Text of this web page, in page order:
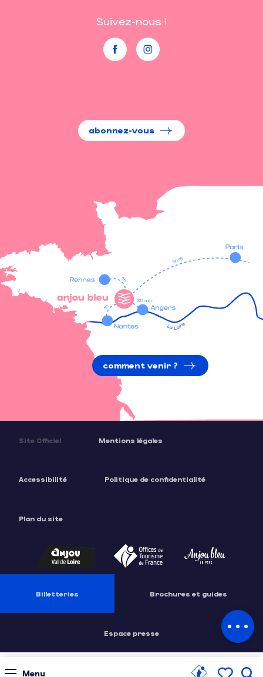
Menu
Contacter par email
Suivez-nous !
abonnez-vous
comment venir ?
Site Officiel Mentions légales
Accessibilité Politique de confidentialité
Plan du site
Billetteries Brochures et guides
Espace presse